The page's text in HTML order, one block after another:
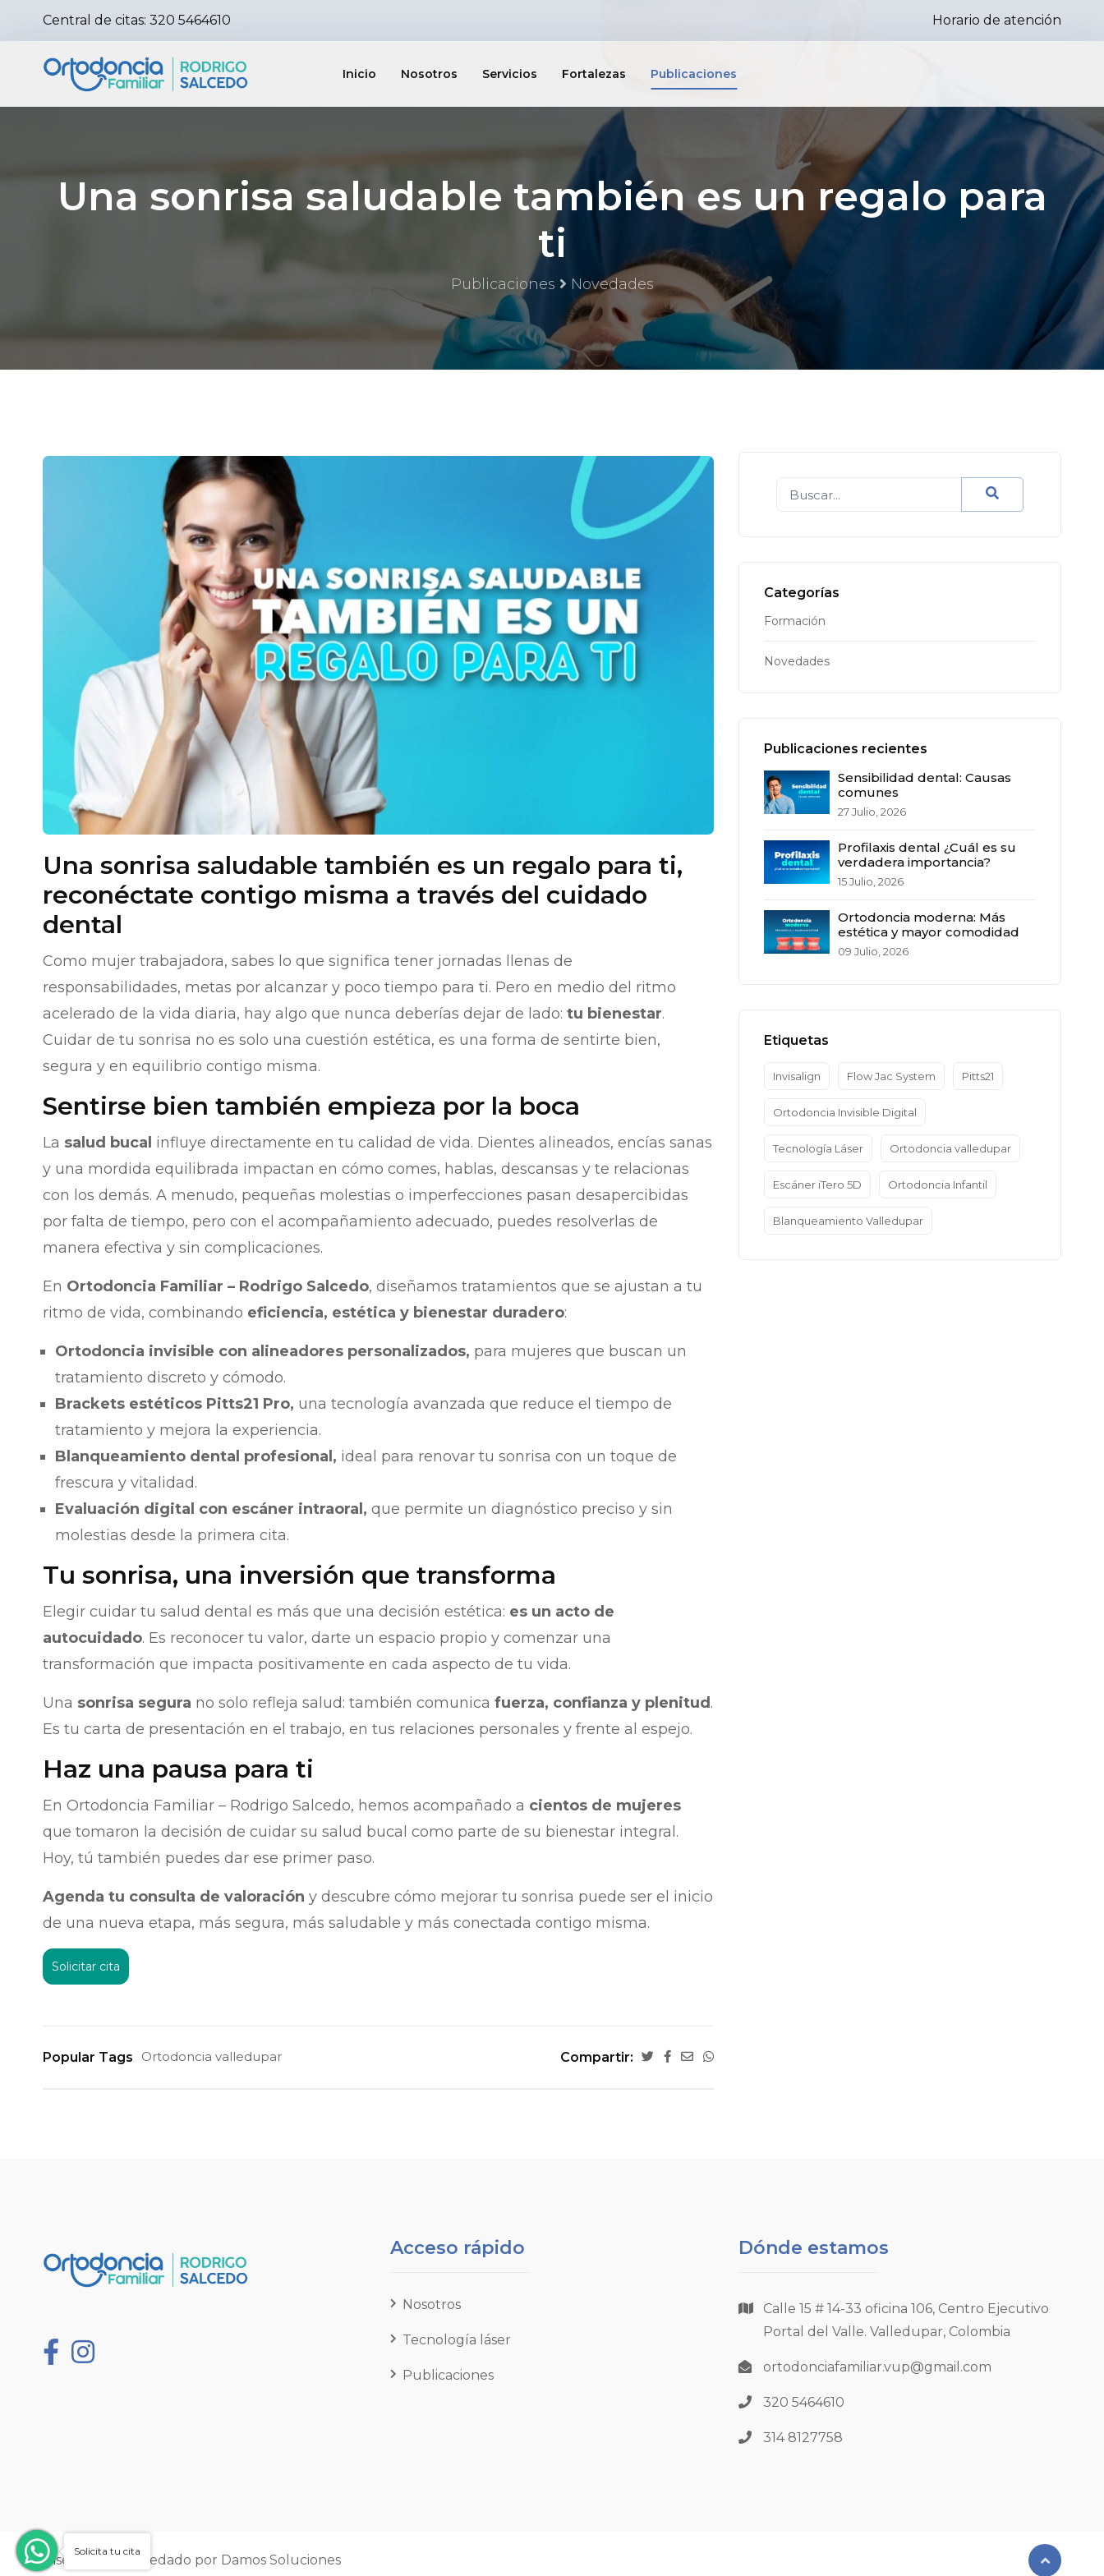
Central de citas: 320 5464610 Horario de atención
Inicio Nosotros Servicios Fortalezas Publicaciones
Una sonrisa saludable también es un regalo para
ti
Publicaciones Novedades
Una sonrisa saludable también es un regalo para ti,
reconéctate contigo misma a través del cuidado
dental
Como mujer trabajadora, sabes lo que significa tener jornadas llenas de
responsabilidades, metas por alcanzar y poco tiempo para ti. Pero en medio del ritmo
acelerado de la vida diaria, hay algo que nunca deberías dejar de lado: tu bienestar.
Cuidar de tu sonrisa no es solo una cuestión estética, es una forma de sentirte bien,
segura y en equilibrio contigo misma.
Sentirse bien también empieza por la boca
La salud bucal influye directamente en tu calidad de vida. Dientes alineados, encías sanas
y una mordida equilibrada impactan en cómo comes, hablas, descansas y te relacionas
con los demás. A menudo, pequeñas molestias o imperfecciones pasan desapercibidas
por falta de tiempo, pero con el acompañamiento adecuado, puedes resolverlas de
manera efectiva y sin complicaciones.
En Ortodoncia Familiar – Rodrigo Salcedo, diseñamos tratamientos que se ajustan a tu
ritmo de vida, combinando eficiencia, estética y bienestar duradero:
Ortodoncia invisible con alineadores personalizados, para mujeres que buscan un
tratamiento discreto y cómodo.
Brackets estéticos Pitts21 Pro, una tecnología avanzada que reduce el tiempo de
tratamiento y mejora la experiencia.
Blanqueamiento dental profesional, ideal para renovar tu sonrisa con un toque de
frescura y vitalidad.
Evaluación digital con escáner intraoral, que permite un diagnóstico preciso y sin
molestias desde la primera cita.
Tu sonrisa, una inversión que transforma
Elegir cuidar tu salud dental es más que una decisión estética: es un acto de
autocuidado. Es reconocer tu valor, darte un espacio propio y comenzar una
transformación que impacta positivamente en cada aspecto de tu vida.
Una sonrisa segura no solo refleja salud: también comunica fuerza, confianza y plenitud .
Es tu carta de presentación en el trabajo, en tus relaciones personales y frente al espejo.
Haz una pausa para ti
En Ortodoncia Familiar – Rodrigo Salcedo, hemos acompañado a cientos de mujeres
que tomaron la decisión de cuidar su salud bucal como parte de su bienestar integral.
Hoy, tú también puedes dar ese primer paso.
Agenda tu consulta de valoración y descubre cómo mejorar tu sonrisa puede ser el inicio
de una nueva etapa, más segura, más saludable y más conectada contigo misma.
Solicitar cita
Popular Tags Ortodoncia valledupar Compartir:
Categorías
Formación
Novedades
Publicaciones recientes
Sensibilidad dental: Causas
comunes
27 Julio, 2026
Profilaxis dental ¿Cuál es su
verdadera importancia?
15 Julio, 2026
Ortodoncia moderna: Más
estética y mayor comodidad
09 Julio, 2026
Etiquetas
Invisalign Flow Jac System Pitts21
Ortodoncia Invisible Digital
Tecnología Láser Ortodoncia valledupar
Escáner iTero 5D Ortodoncia Infantil
Blanqueamiento Valledupar
Acceso rápido
Nosotros
Tecnología láser
Publicaciones
Dónde estamos
Calle 15 # 14-33 oficina 106, Centro Ejecutivo
Portal del Valle. Valledupar, Colombia
ortodonciafamiliar.vup@gmail.com
320 5464610
314 8127758
Diseñado y hospedado por Damos Soluciones
Solicita tu cita